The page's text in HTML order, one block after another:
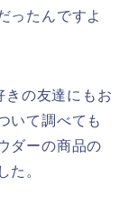
ったんですよ
きの友達にもお
いて調べても
ダーの商品の
た。